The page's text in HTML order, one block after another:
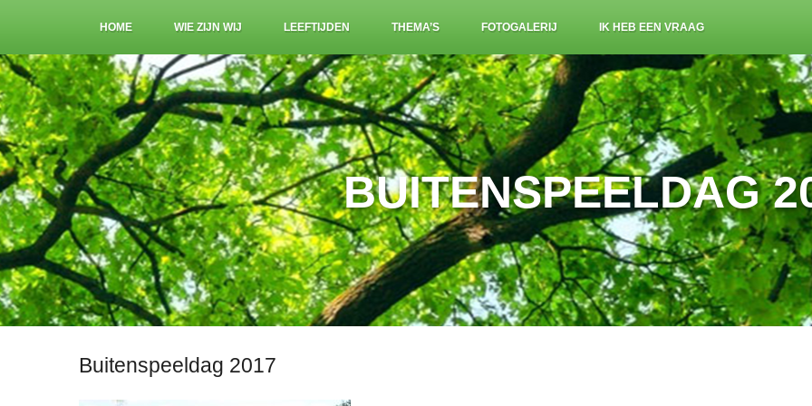
HOME WIE ZIJN WIJ LEEFTIJDEN THEMA’S FOTOGALERIJ IK HEB EEN VRAAG
BUITENSPEELDAG
Buitenspeeldag 2017